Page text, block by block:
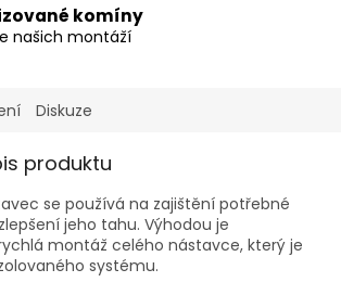
komíny
našich montáží
Diskuze
produktu
se používá na zajištění potřebné
jeho tahu. Výhodou je
montáž celého nástavce, který je
systému.